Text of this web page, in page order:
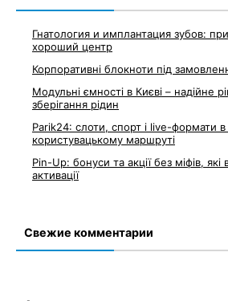
Гнатология и имплантация зубов:
хороший центр
Корпоративні блокноти під
Модульні ємності в Києві – надійне
зберігання рідин
Parik24: слоти, спорт і live-формати
користувацькому маршруті
Pin-Up: бонуси та акції без міфів, які
активації
Свежие комментарии